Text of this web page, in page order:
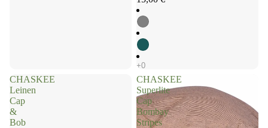
CHASKEE
Leinen
Cap
&
Bob
CHASKEE
Superlite
Cap
Bombay
Stripes